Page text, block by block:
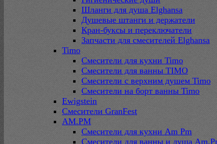
Шланги для душа Elghansa
Душевые штанги и держатели
Кран-буксы и переключатели
Запчасти для смесителей Elghansa
Timo
Смесители для кухни Timo
Смесители для ванны TIMO
Смесители с верхним душем Timo
Смесители на борт ванны Timo
Ewigstein
Смесители GranFest
AM.PM
Смесители для кухни Am Pm
Смесители для ванны и душа